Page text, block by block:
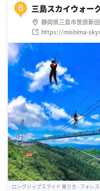
B 三島スカイウォー
静岡県三島市笹原新
https://mishima-
ロングジップスライド 乗り方 - フォレ